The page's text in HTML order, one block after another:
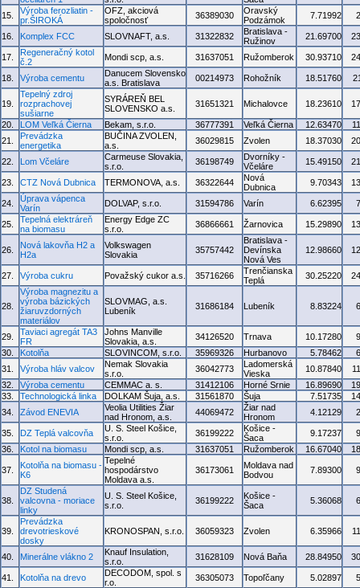
15.
Výroba ferozliatin -
pr.ŠIROKÁ
OFZ, akciová
spoločnosť
36389030
Oravský
Podzámok
7.71992
16. Komplex FCC SLOVNAFT, a.s. 31322832
Bratislava -
Ružinov
21.69700
17.
Regeneračný kotol
č.2
Mondi scp, a.s. 31637051 Ružomberok 30.93710
18. Výroba cementu
Danucem Slovensko
a.s. Bratislava
00214973 Rohožník 18.51760
19.
Tepelný zdroj
rozprachovej
sušiarne
SYRÁREŇ BEL
SLOVENSKO a.s.
31651321 Michalovce 18.23610
20. LOM Veľká Čierna Bekam, s.r.o. 36777391 Veľká Čierna 12.63470
21.
Prevádzka
energetika
BUČINA ZVOLEN,
a.s.
36029815 Zvolen 18.37030
22. Lom Včeláre
Carmeuse Slovakia,
s.r.o.
36198749
Dvorníky -
Včeláre
15.49150
23. CTZ Nová Dubnica TERMONOVA, a.s. 36322644
Nová
Dubnica
9.70343
24.
Úprava vápenca
Varín
DOLVAP, s.r.o. 31594786 Varín 6.62395
25.
Tepelná elektráreň
na biomasu
Energy Edge ZC
s.r.o.
36866661 Žarnovica 15.29890
26.
Nová lakovňa H2 a
H2a
Volkswagen
Slovakia
35757442
Bratislava -
Devínska
Nová Ves
12.98660
27. Výroba cukru Považský cukor a.s. 35716266
Trenčianska
Teplá
30.25220
28.
Výroba magnezitu a
výroba bázických
žiaruvzdorných
materiálov
SLOVMAG, a.s.
Lubeník
31686184 Lubeník 8.83224
29.
Taviaci agregát TA3
FR
Johns Manville
Slovakia, a.s.
34126520 Trnava 10.17280
30.
Kotolňa SLOVINCOM, s.r.o. 35969326 Hurbanovo 5.78462
31.
Výroba hláv valcov
Nemak Slovakia
s.r.o.
36042773
Ladomerská
Vieska
10.87840
32.
Výroba cementu CEMMAC a. s. 31412106 Horné Srnie 16.89690
33.
Technologická linka DOLKAM Šuja, a.s. 31561870 Šuja 7.51735
34.
Závod ENEVIA
Veolia Utilities Žiar
nad Hronom, a.s.
44069472
Žiar nad
Hronom
4.12129
35. DZ Teplá valcovňa
U. S. Steel Košice,
s.r.o.
36199222
Košice -
Šaca
9.17237
36.
Kotol na biomasu Mondi scp, a.s. 31637051 Ružomberok 16.67040
37.
Kotolňa na biomasu -
K6
Tepelné
hospodárstvo
Moldava a.s.
36173061
Moldava nad
Bodvou
7.89300
38.
DZ Studená
valcovna - moriace
linky
U. S. Steel Košice,
s.r.o.
36199222
Košice -
Šaca
5.36068
39.
Prevádzka
drevotrieskové
dosky
KRONOSPAN, s.r.o. 36059323 Zvolen 6.35966
40. Minerálne vlákno 2
Knauf Insulation,
s.r.o.
31628109 Nová Baňa 28.84950
41. Kotolňa na drevo
DECODOM, spol. s
r.o.
36305073 Topoľčany 5.02897